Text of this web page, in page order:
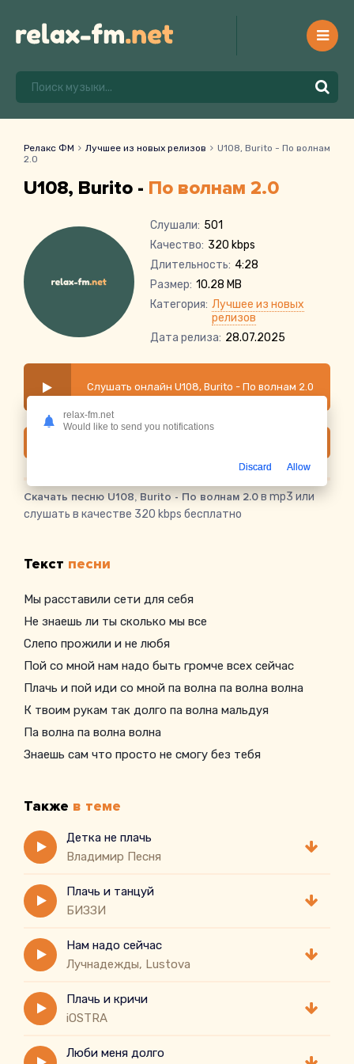
Релакс ФМ Лучшее из новых релизов
U108, Burito - По волнам
2.0
U108, Burito - По волнам 2.0
Слушали: 501
Качество: 320 kbps
Длительность: 4:28
Размер: 10.28 MB
Категория: Лучшее из новых
релизов
Дата релиза: 28.07.2025
Слушать онлайн U108, Burito - По волнам 2.0
Скачать песню U108, Burito - По волнам 2.0в mp3 или
слушать в качестве 320 kbps бесплатно
Текст песни
Мы расставили сети для себя
Не знаешь ли ты сколько мы все
Слепо прожили и не любя
Пой со мной нам надо быть громче всех сейчас
Плачь и пой иди со мной па волна па волна волна
К твоим рукам так долго па волна мальдуя
Па волна па волна волна
Знаешь сам что просто не смогу без тебя
Также в теме
Детка не плачь
Владимир Песня
Плачь и танцуй
БИЗЗИ
Нам надо сейчас
Лучнадежды, Lustova
Плачь и кричи
iOSTRA
Люби меня долго
relax-fm.net
Would like to send you notifications
Discard Allow